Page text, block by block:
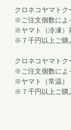
クロネコヤマトク
※ご注文個数によ
※ヤマト（冷凍）
※７千円以上ご購
クロネコヤマトク
※ご注文個数によ
※ヤマト（常温）
※７千円以上ご購